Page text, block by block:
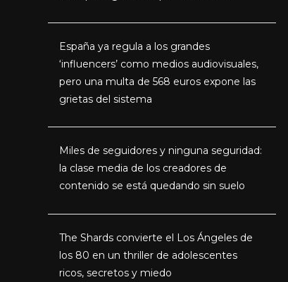
España ya regula a los grandes
‘influencers’ como medios audiovisuales,
pero una multa de 568 euros expone las
grietas del sistema
Miles de seguidores y ninguna seguridad:
la clase media de los creadores de
contenido se está quedando sin suelo
The Shards convierte el Los Ángeles de
los 80 en un thriller de adolescentes
ricos, secretos y miedo